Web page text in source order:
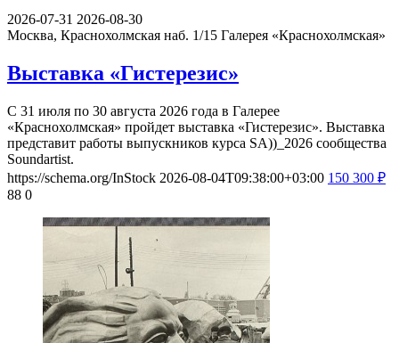
2026-07-31 2026-08-30
Москва, Краснохолмская наб. 1/15 Галерея «Краснохолмская»
Выставка «Гистерезис»
С 31 июля по 30 августа 2026 года в Галерее
«Краснохолмская» пройдет выставка «Гистерезис». Выставка
представит работы выпускников курса SA))_2026 сообщества
Soundartist.
https://schema.org/InStock 2026-08-04T09:38:00+03:00 150 300 ₽
88 0